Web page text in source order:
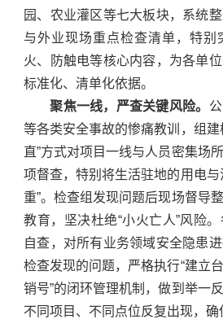
园、农业灌区等七大板块，系统
与外业现场重点检查清单，特别
火、防触电等核心内容，为各单
标准化、清单化依据。
聚焦一线，严查关键风险。
等各类安全事故的惨痛教训，组建
直”方式对项目一线与人员密集场
项督查，特别将生活驻地的用电与
重”。检查组发现问题后现场督导
教育，坚决杜绝“小火亡人”风险
自查，对所有业务领域安全隐患
检查发现的问题，严格执行“建立
销号”的闭环管理机制，做到举一
不同项目、不同点位反复出现，确